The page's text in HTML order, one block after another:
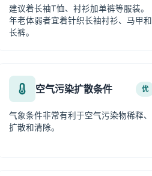
建议着长袖T恤、衬衫加单裤等服装。
年老体弱者宜着针织长袖衬衫、马甲和
长裤。
空气污染扩散条件 优
气象条件非常有利于空气污染物稀释、
扩散和清除。